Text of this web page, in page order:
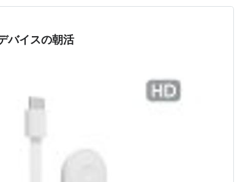
バイスの朝活